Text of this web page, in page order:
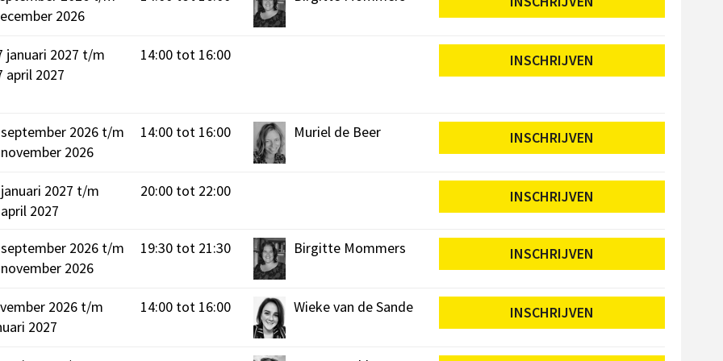
2026
januari 2027 t/m
april 2027
14:00 tot 16:00 INSCHRIJVEN
2026 t/m
2026
14:00 tot 16:00 Muriel de Beer INSCHRIJVEN
2027 t/m
2027
20:00 tot 22:00 INSCHRIJVEN
2026 t/m
2026
19:30 tot 21:30 Birgitte Mommers INSCHRIJVEN
2026 t/m
2027
14:00 tot 16:00 Wieke van de Sande INSCHRIJVEN